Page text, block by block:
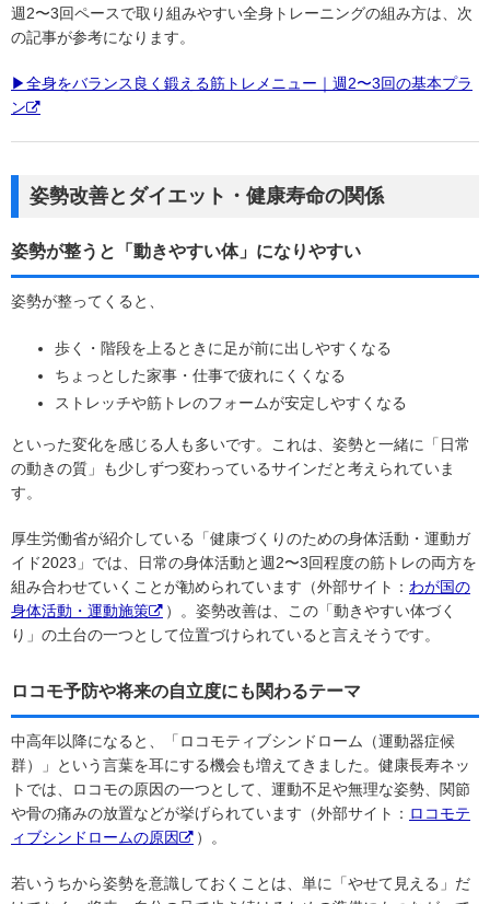
週2〜3回ペースで取り組みやすい全身トレーニングの組み方は、次
の記事が参考になります。
▶全身をバランス良く鍛える筋トレメニュー｜週2〜3回の基本プラ
ン
姿勢改善とダイエット・健康寿命の関係
姿勢が整うと「動きやすい体」になりやすい
姿勢が整ってくると、
歩く・階段を上るときに足が前に出しやすくなる
ちょっとした家事・仕事で疲れにくくなる
ストレッチや筋トレのフォームが安定しやすくなる
といった変化を感じる人も多いです。これは、姿勢と一緒に「日常
の動きの質」も少しずつ変わっているサインだと考えられていま
す。
厚生労働省が紹介している「健康づくりのための身体活動・運動ガ
イド2023」では、日常の身体活動と週2〜3回程度の筋トレの両方を
組み合わせていくことが勧められています（外部サイト： わが国の
身体活動・運動施策
）。姿勢改善は、この「動きやすい体づく
り」の土台の一つとして位置づけられていると言えそうです。
ロコモ予防や将来の自立度にも関わるテーマ
中高年以降になると、「ロコモティブシンドローム（運動器症候
群）」という言葉を耳にする機会も増えてきました。健康長寿ネッ
トでは、ロコモの原因の一つとして、運動不足や無理な姿勢、関節
や骨の痛みの放置などが挙げられています（外部サイト： ロコモテ
ィブシンドロームの原因
）。
若いうちから姿勢を意識しておくことは、単に「やせて見える」だ